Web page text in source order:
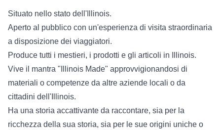
Situato nello stato dell'Illinois.
Aperto al pubblico con un'esperienza di visita straordinaria
a disposizione dei viaggiatori.
Produce tutti i mestieri, i prodotti e gli articoli in Illinois.
Vive il mantra "Illinois Made" approvvigionandosi di
materiali o competenze da altre aziende locali o da
cittadini dell'Illinois.
Ha una storia accattivante da raccontare, sia per la
ricchezza della sua storia, sia per le sue origini uniche o